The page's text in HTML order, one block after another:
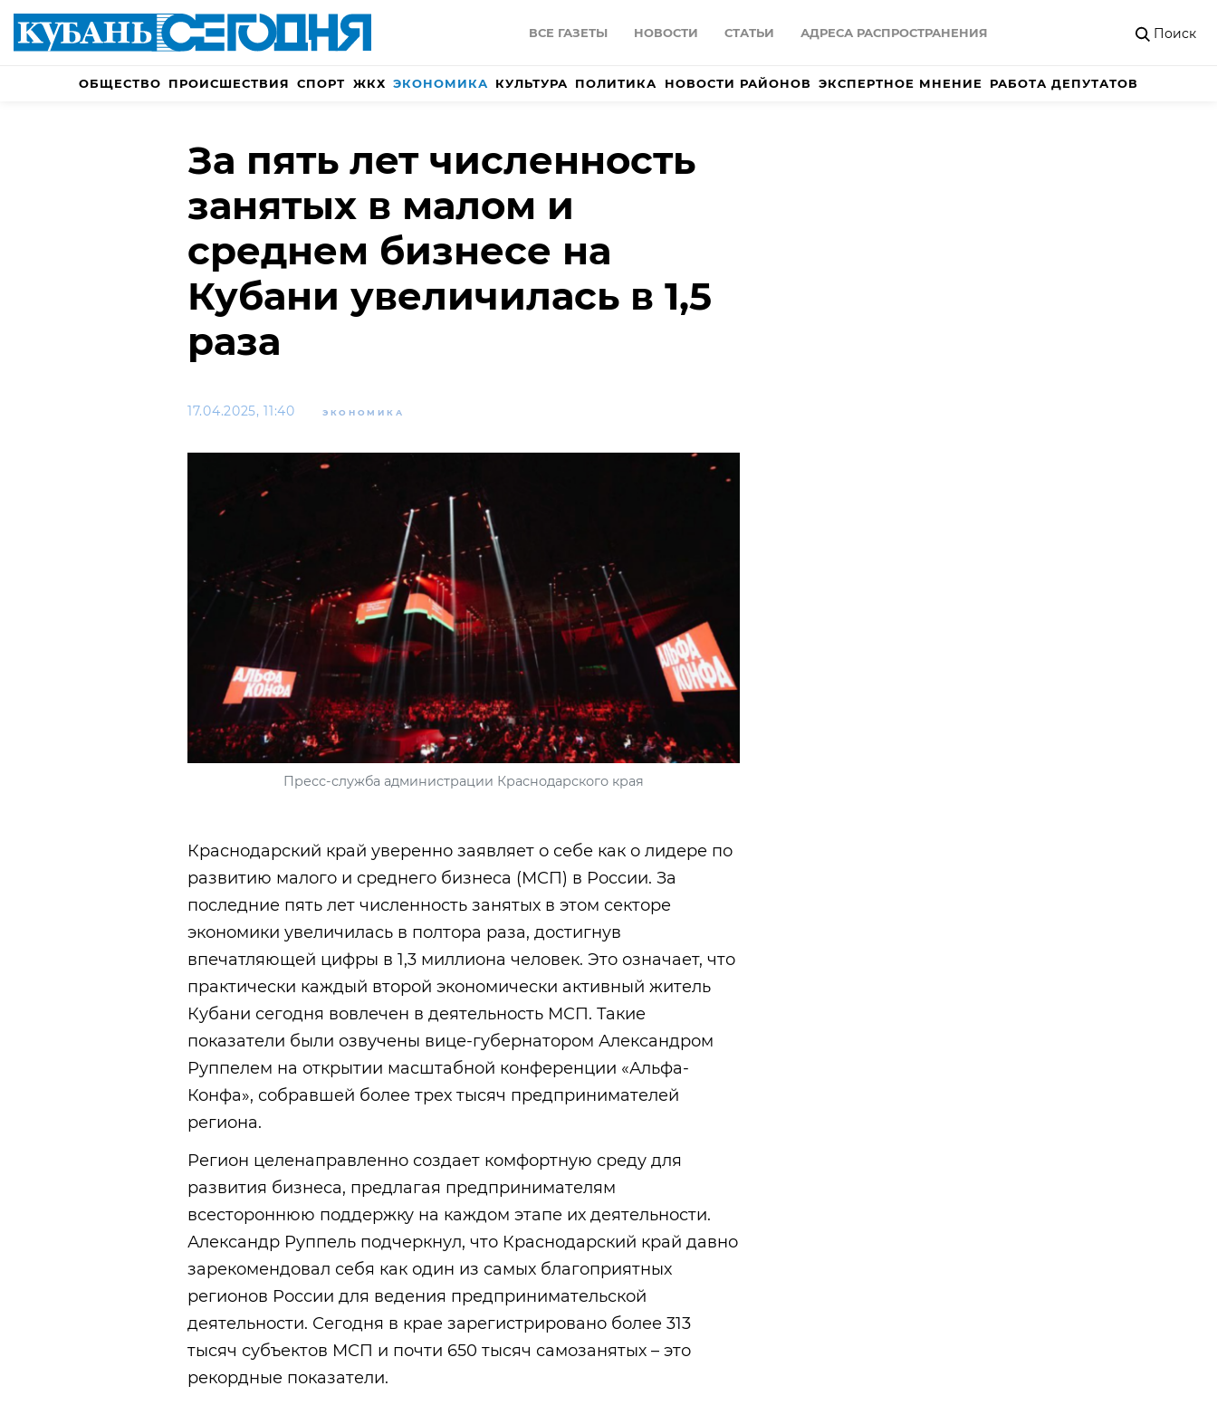
ВСЕ ГАЗЕТЫ НОВОСТИ СТАТЬИ АДРЕСА РАСПРОСТРАНЕНИЯ Поиск
ОБЩЕСТВО ПРОИСШЕСТВИЯ СПОРТ ЖКХ ЭКОНОМИКА КУЛЬТУРА ПОЛИТИКА НОВОСТИ РАЙОНОВ ЭКСПЕРТНОЕ МНЕНИЕ РАБОТА ДЕПУТАТОВ
За пять лет численность
занятых в малом и
среднем бизнесе на
Кубани увеличилась в 1,5
раза
17.04.2025, 11:40 ЭКОНОМИКА
Пресс-служба администрации Краснодарского края
Краснодарский край уверенно заявляет о себе как о лидере по
развитию малого и среднего бизнеса (МСП) в России. За
последние пять лет численность занятых в этом секторе
экономики увеличилась в полтора раза, достигнув
впечатляющей цифры в 1,3 миллиона человек. Это означает, что
практически каждый второй экономически активный житель
Кубани сегодня вовлечен в деятельность МСП. Такие
показатели были озвучены вице-губернатором Александром
Руппелем на открытии масштабной конференции «Альфа-
Конфа», собравшей более трех тысяч предпринимателей
региона.
Регион целенаправленно создает комфортную среду для
развития бизнеса, предлагая предпринимателям
всестороннюю поддержку на каждом этапе их деятельности.
Александр Руппель подчеркнул, что Краснодарский край давно
зарекомендовал себя как один из самых благоприятных
регионов России для ведения предпринимательской
деятельности. Сегодня в крае зарегистрировано более 313
тысяч субъектов МСП и почти 650 тысяч самозанятых – это
рекордные показатели.